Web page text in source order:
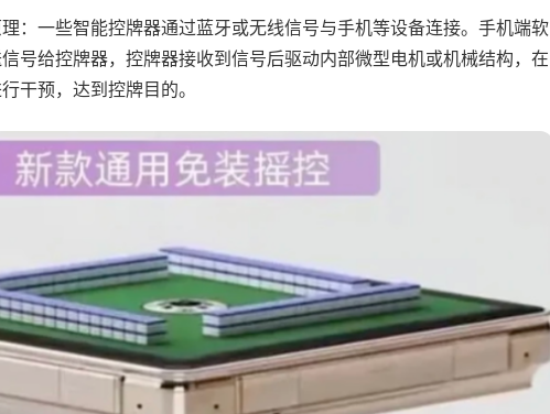
：一些智能控牌器通过蓝牙或无线信号与手机等设备连接。手机端软
号给控牌器，控牌器接收到信号后驱动内部微型电机或机械结构，在
干预，达到控牌目的。